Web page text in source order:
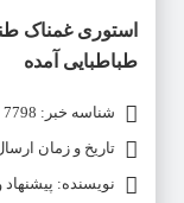
استوری غمناک
طباطبایی آمده
شناسه خبر: 7798
تاریخ و زمان ارسال: 26 می 2022 ساعت
نویسنده: پیشنهاد